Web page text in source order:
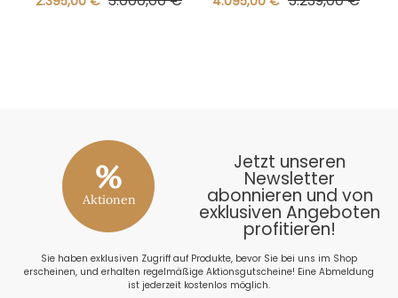
Matt
Hocker
%
Aktionen
Jetzt unseren
Newsletter
abonnieren und von
exklusiven Angeboten
profitieren!
Sie haben exklusiven Zugriff auf Produkte, bevor Sie bei uns im Shop
erscheinen, und erhalten regelmäßige Aktionsgutscheine! Eine Abmeldung
ist jederzeit kostenlos möglich.